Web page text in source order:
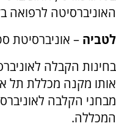
האוניברסיטה לרפואה
לטביה – אוניברסיטת
בחינות הקבלה
אותו מקנה מכללת תל
מבחני הקלבה
המכללה.